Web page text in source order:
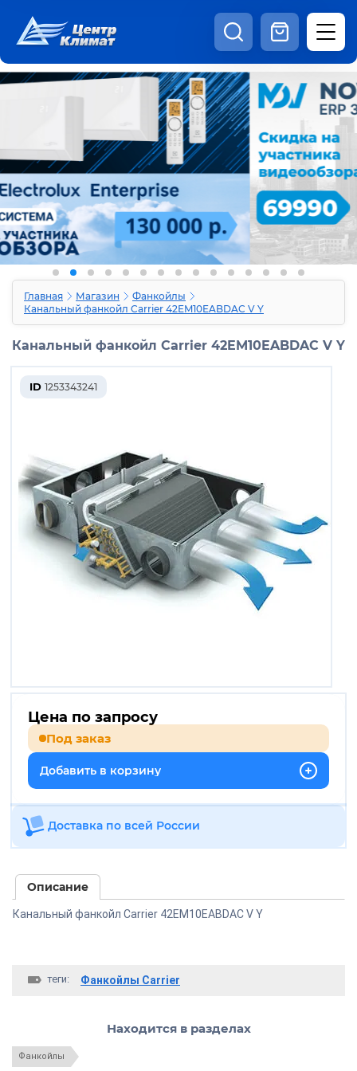
Наши видео
Вакансии
Наши работы Отзывы
Доставка и оплата Оферта
Контакты
8:00 - 20:00 Шоурум
zakaz@centrclimat.ru
Главная Магазин
Фанкойлы
Канальный фанкойл Carrier 42EM10EABDAC V Y
Канальный фанкойл Carrier 42EM10EABDAC V Y
ID 1253343241
Цена по запросу
Под заказ
Добавить в корзину
Доставка по всей России
Описание
Канальный фанкойл Carrier 42EM10EABDAC V Y
теги: Фанкойлы Carrier
Находится в разделах
Фанкойлы